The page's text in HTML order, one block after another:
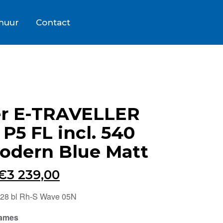
Contact
E-TRAVELLER
P5 FL incl. 540
Blue Matt
3 239,00Huidige
prijs
bl Rh-S Wave 05N